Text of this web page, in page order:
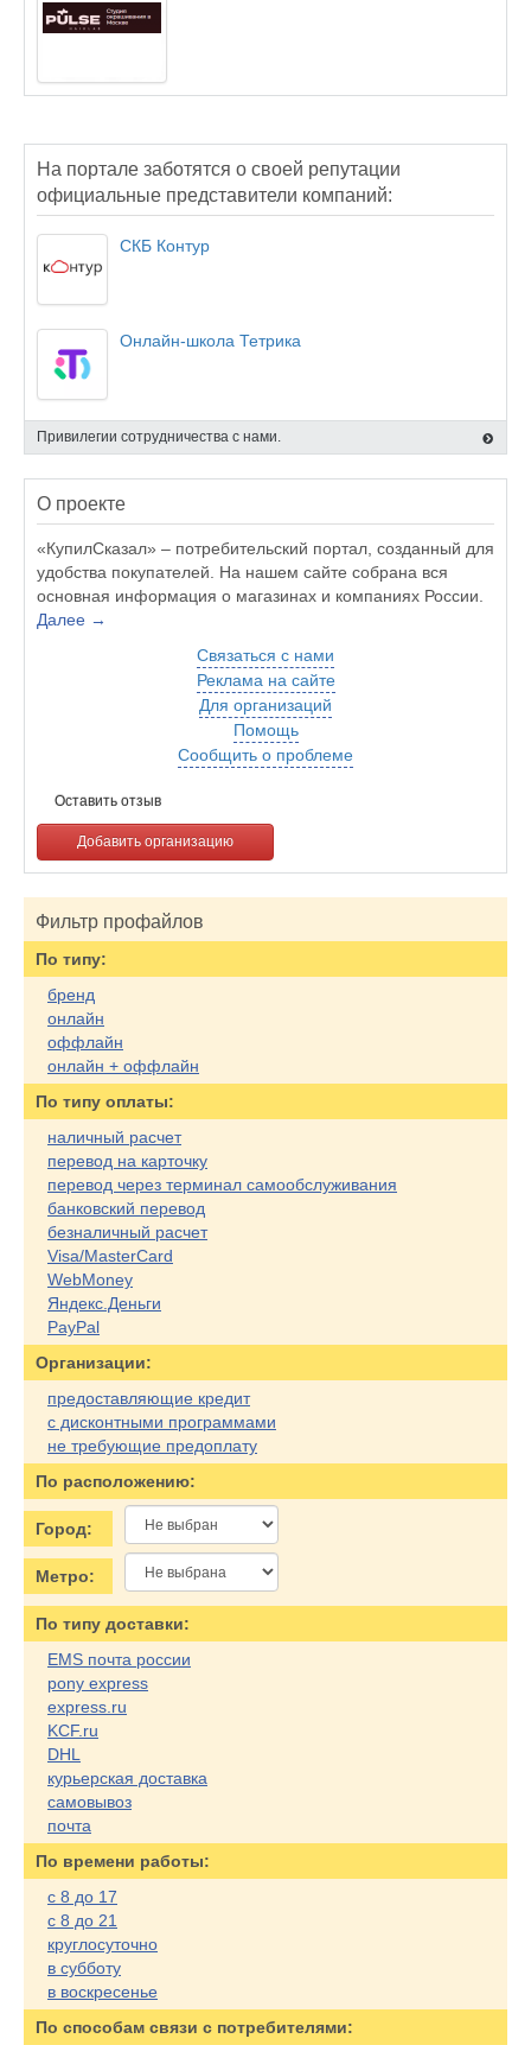
На портале заботятся о своей репутации
официальные представители компаний:
СКБ Контур
Онлайн-школа Тетрика
Привилегии сотрудничества с нами.
О проекте
«КупилСказал» – потребительский портал, созданный для
удобства покупателей. На нашем сайте собрана вся
основная информация о магазинах и компаниях России.
Далее →
Связаться с нами
Реклама на сайте
Для организаций
Помощь
Сообщить о проблеме
Оставить отзыв
Добавить организацию
Фильтр профайлов
По типу:
бренд
онлайн
оффлайн
онлайн + оффлайн
По типу оплаты:
наличный расчет
перевод на карточку
перевод через терминал самообслуживания
банковский перевод
безналичный расчет
Visa/MasterCard
WebMoney
Яндекс.Деньги
PayPal
Организации:
предоставляющие кредит
с дисконтными программами
не требующие предоплату
По расположению:
Город:
Метро:
По типу доставки:
EMS почта россии
pony express
express.ru
KCF.ru
DHL
курьерская доставка
самовывоз
почта
По времени работы:
с 8 до 17
с 8 до 21
круглосуточно
в субботу
в воскресенье
По cпособам связи с потребителями: